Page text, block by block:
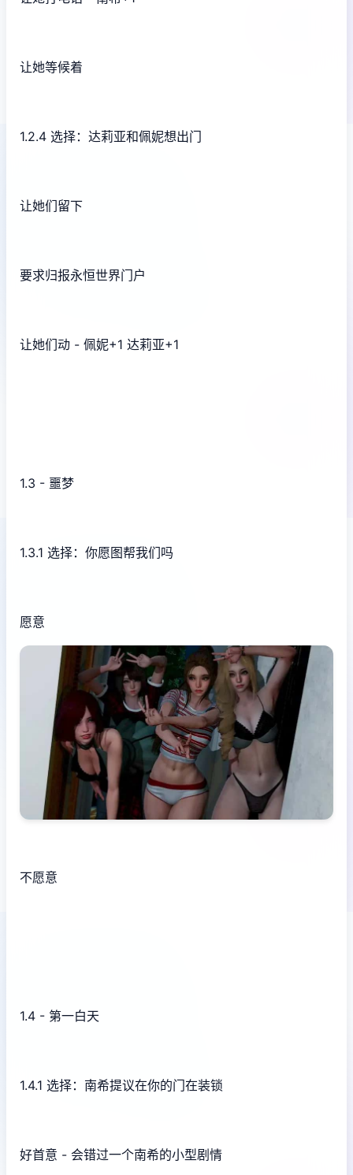
让她等候着
1.2.4 选择：达莉亚和佩妮想出门
让她们留下
要求归报永恒世界门户
让她们动 - 佩妮+1 达莉亚+1
1.3 - 噩梦
1.3.1 选择：你愿图帮我们吗
愿意
不愿意
1.4 - 第一白天
1.4.1 选择：南希提议在你的门在装锁
好首意 - 会错过一个南希的小型剧情